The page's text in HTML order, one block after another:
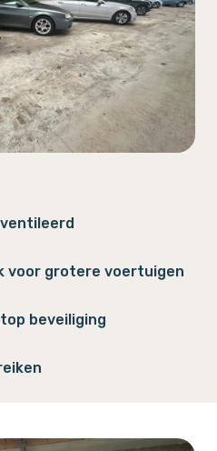
voor grotere voertuigen
beveiliging